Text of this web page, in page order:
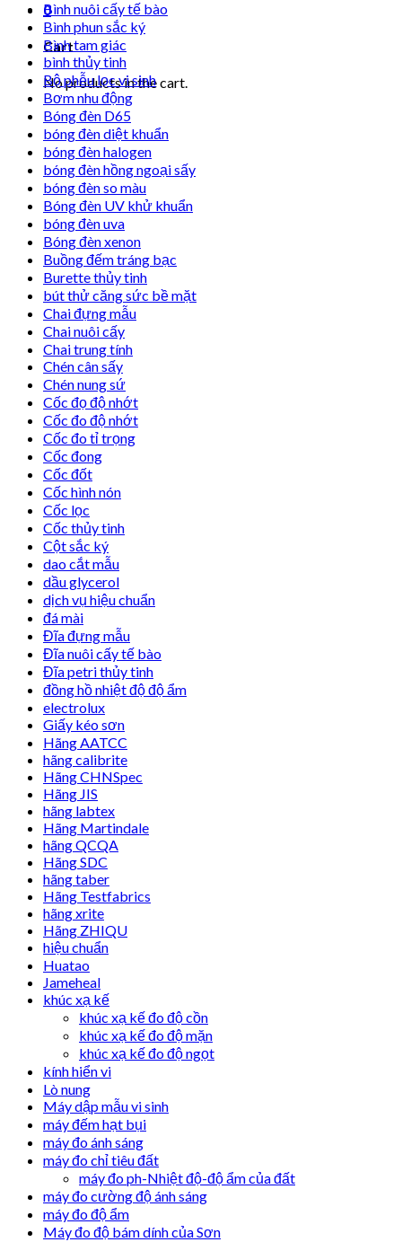
0
Cart
No products in the cart.
Bình nuôi cấy tế bào
Bình phun sắc ký
Bình tam giác
bình thủy tinh
Bộ phễu lọc vi sinh
Bơm nhu động
Bóng đèn D65
bóng đèn diệt khuẩn
bóng đèn halogen
bóng đèn hồng ngoại sấy
bóng đèn so màu
Bóng đèn UV khử khuẩn
bóng đèn uva
Bóng đèn xenon
Buồng đếm tráng bạc
Burette thủy tinh
bút thử căng sức bề mặt
Chai đựng mẫu
Chai nuôi cấy
Chai trung tính
Chén cân sấy
Chén nung sứ
Cốc đọ độ nhớt
Cốc đo độ nhớt
Cốc đo tỉ trọng
Cốc đong
Cốc đốt
Cốc hình nón
Cốc lọc
Cốc thủy tinh
Cột sắc ký
dao cắt mẫu
dầu glycerol
dịch vụ hiệu chuẩn
đá mài
Đĩa đựng mẫu
Đĩa nuôi cấy tế bào
Đĩa petri thủy tinh
đồng hồ nhiệt độ độ ẩm
electrolux
Giấy kéo sơn
Hãng AATCC
hãng calibrite
Hãng CHNSpec
Hãng JIS
hãng labtex
Hãng Martindale
hãng QCQA
Hãng SDC
hãng taber
Hãng Testfabrics
hãng xrite
Hãng ZHIQU
hiệu chuẩn
Huatao
Jameheal
khúc xạ kế
khúc xạ kế đo độ cồn
khúc xạ kế đo độ mặn
khúc xạ kế đo độ ngọt
kính hiển vi
Lò nung
Máy dập mẫu vi sinh
máy đếm hạt bụi
máy đo ánh sáng
máy đo chỉ tiêu đất
máy đo ph-Nhiệt độ-độ ẩm của đất
máy đo cường độ ánh sáng
máy đo độ ẩm
Máy đo độ bám dính của Sơn